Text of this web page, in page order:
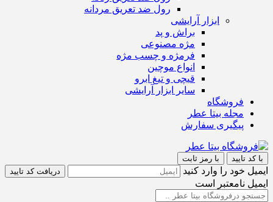
رول ضد تعریق مردانه
ابزار آرایشی
براش و پد
مژه مصنوعی
فرمژه و چسب مژه
انواع موچین
قیچی و تیغ ابرو
سایر ابزار آرایشی
فروشگاه
مجله بیتا عطر
پیگیری سفارش
با کد تایید با رمز ثابت
ایمیل خود را وارد کنید دریافت کد تایید
ایمیل نامعتبر است